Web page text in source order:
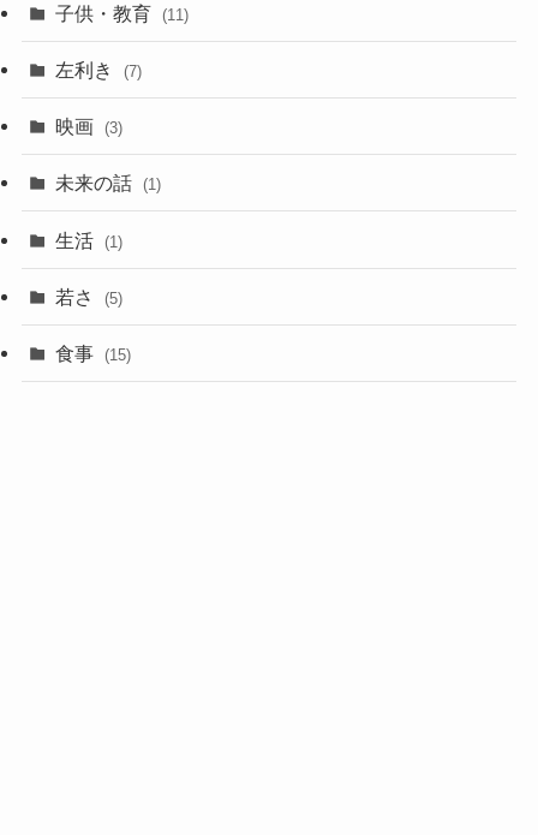
子供・教育 (11)
左利き (7)
映画 (3)
未来の話 (1)
生活 (1)
若さ (5)
食事 (15)